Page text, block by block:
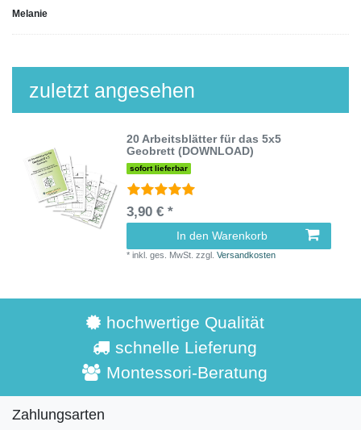
Melanie
zuletzt angesehen
20 Arbeitsblätter für das 5x5
Geobrett (DOWNLOAD)
sofort lieferbar
3,90 € *
In den Warenkorb
*inkl. ges. MwSt. zzgl.Versandkosten
hochwertige Qualität
schnelle Lieferung
Montessori-Beratung
Zahlungsarten